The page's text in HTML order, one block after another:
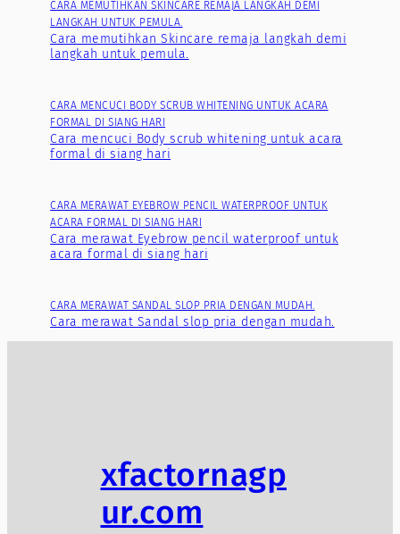
CARA MEMUTIHKAN SKINCARE REMAJA LANGKAH DEMI
LANGKAH UNTUK PEMULA.
Cara memutihkan Skincare remaja langkah demi
langkah untuk pemula.
CARA MENCUCI BODY SCRUB WHITENING UNTUK ACARA
FORMAL DI SIANG HARI
Cara mencuci Body scrub whitening untuk acara
formal di siang hari
CARA MERAWAT EYEBROW PENCIL WATERPROOF UNTUK
ACARA FORMAL DI SIANG HARI
Cara merawat Eyebrow pencil waterproof untuk
acara formal di siang hari
CARA MERAWAT SANDAL SLOP PRIA DENGAN MUDAH.
Cara merawat Sandal slop pria dengan mudah.
xfactornagp
ur.com